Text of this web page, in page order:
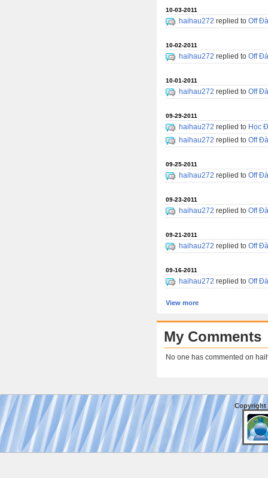
10-03-2011
haihau272 replied to Off
10-02-2011
haihau272 replied to Off
10-01-2011
haihau272 replied to Off
09-29-2011
haihau272 replied to Học
haihau272 replied to Off
09-25-2011
haihau272 replied to Off
09-23-2011
haihau272 replied to Off
09-21-2011
haihau272 replied to Off
09-16-2011
haihau272 replied to Off
View more
My Comments
No one has commented on
Copyright